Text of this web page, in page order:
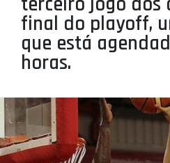
LIGA BETCLIC
LIGA BETCLIC FEMININA
final do playoff,
que está
horas.